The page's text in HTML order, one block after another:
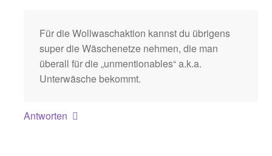
Für die Wollwaschaktion kannst du übrigens
super die Wäschenetze nehmen, die man
überall für die „unmentionables“ a.k.a.
Unterwäsche bekommt.
Antworten